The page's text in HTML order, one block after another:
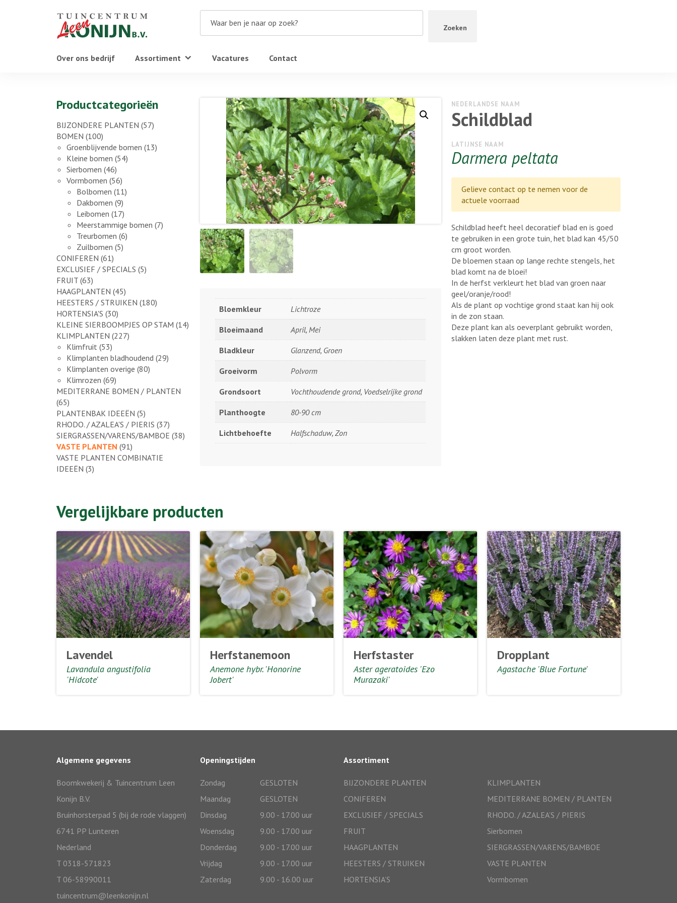
Zoeken
Over ons bedrijf Assortiment Vacatures Contact
Productcategorieën
BIJZONDERE PLANTEN (57)
BOMEN (100)
Groenblijvende bomen (13)
Kleine bomen (54)
Sierbomen (46)
Vormbomen (56)
Bolbomen (11)
Dakbomen (9)
Leibomen (17)
Meerstammige bomen (7)
Treurbomen (6)
Zuilbomen (5)
CONIFEREN (61)
EXCLUSIEF / SPECIALS (5)
FRUIT (63)
HAAGPLANTEN (45)
HEESTERS / STRUIKEN (180)
HORTENSIA'S (30)
KLEINE SIERBOOMPJES OP STAM (14)
KLIMPLANTEN (227)
Klimfruit (53)
Klimplanten bladhoudend (29)
Klimplanten overige (80)
Klimrozen (69)
MEDITERRANE BOMEN / PLANTEN
(65)
PLANTENBAK IDEEËN (5)
RHODO. / AZALEA'S / PIERIS (37)
SIERGRASSEN/VARENS/BAMBOE (38)
VASTE PLANTEN (91)
VASTE PLANTEN COMBINATIE
IDEEËN (3)
Bloemkleur Lichtroze
Bloeimaand April, Mei
Bladkleur Glanzend, Groen
Groeivorm Polvorm
Grondsoort Vochthoudende grond, Voedselrijke grond
Planthoogte 80-90 cm
Lichtbehoefte Halfschaduw, Zon
NEDERLANDSE NAAM
Schildblad
LATIJNSE NAAM
Darmera peltata
Gelieve contact op te nemen voor de
actuele voorraad
Schildblad heeft heel decoratief blad en is goed
te gebruiken in een grote tuin, het blad kan 45/50
cm groot worden.
De bloemen staan op lange rechte stengels, het
blad komt na de bloei!
In de herfst verkleurt het blad van groen naar
geel/oranje/rood!
Als de plant op vochtige grond staat kan hij ook
in de zon staan.
Deze plant kan als oeverplant gebruikt worden,
slakken laten deze plant met rust.
Vergelijkbare producten
Lavendel
Lavandula angustifolia
'Hidcote'
Herfstanemoon
Anemone hybr. 'Honorine
Jobert'
Herfstaster
Aster ageratoides 'Ezo
Murazaki'
Dropplant
Agastache 'Blue Fortune'
Algemene gegevens
Boomkwekerij & Tuincentrum Leen
Konijn B.V.
Bruinhorsterpad 5 (bij de rode vlaggen)
6741 PP Lunteren
Nederland
T 0318-571823
T 06-58990011
tuincentrum@leenkonijn.nl
Openingstijden
Zondag
GESLOTEN
Maandag
GESLOTEN
Dinsdag
9.00 - 17.00 uur
Woensdag
9.00 - 17.00 uur
Donderdag
9.00 - 17.00 uur
Vrijdag
9.00 - 17.00 uur
Zaterdag
9.00 - 16.00 uur
Assortiment
BIJZONDERE PLANTEN
CONIFEREN
EXCLUSIEF / SPECIALS
FRUIT
HAAGPLANTEN
HEESTERS / STRUIKEN
HORTENSIA’S
KLIMPLANTEN
MEDITERRANE BOMEN / PLANTEN
RHODO. / AZALEA’S / PIERIS
Sierbomen
SIERGRASSEN/VARENS/BAMBOE
VASTE PLANTEN
Vormbomen